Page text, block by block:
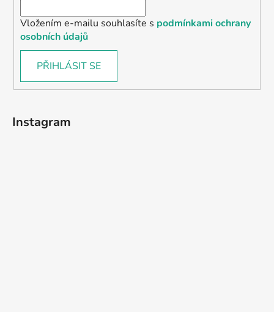
Vložením e-mailu souhlasíte s podmínkami ochrany
osobních údajů
PŘIHLÁSIT SE
Instagram